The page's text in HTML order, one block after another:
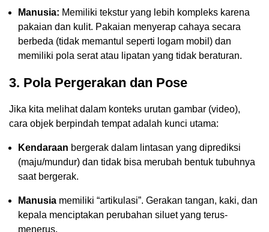
Manusia: Memiliki tekstur yang lebih kompleks karena
pakaian dan kulit. Pakaian menyerap cahaya secara
berbeda (tidak memantul seperti logam mobil) dan
memiliki pola serat atau lipatan yang tidak beraturan.
3. Pola Pergerakan dan Pose
Jika kita melihat dalam konteks urutan gambar (video),
cara objek berpindah tempat adalah kunci utama:
Kendaraan bergerak dalam lintasan yang diprediksi
(maju/mundur) dan tidak bisa merubah bentuk tubuhnya
saat bergerak.
Manusia memiliki “artikulasi”. Gerakan tangan, kaki, dan
kepala menciptakan perubahan siluet yang terus-
menerus.